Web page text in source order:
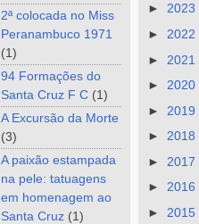
2ª colocada no Miss
Peranambuco 1971
(1)
94 Formações do
Santa Cruz F C (1)
A Excursão da Morte
(3)
A paixão estampada
na pele: tatuagens
em homenagem ao
Santa Cruz (1)
►2023
► 2022
► 2021
► 2020
► 2019
►2018
► 2017
►2016
► 2015